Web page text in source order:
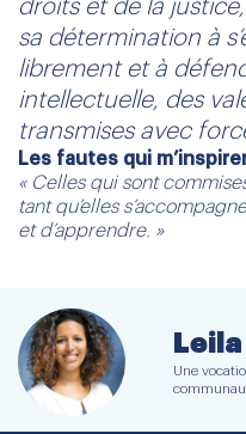
droits et de la
sa détermination à
librement et à
intellectuelle, des
transmises avec
Les fautes qui
« Celles qui sont
tant qu’elles
et d’apprendre. »
Une